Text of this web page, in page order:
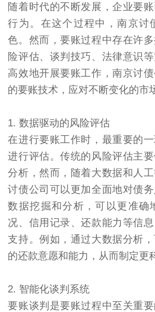
随着时代的不断发展，企业要
行为。在这个过程中，南京讨
色。然而，要账过程中存在许
险评估、谈判技巧、法律意识
高效地开展要账工作，南京讨债
的要账技术，应对不断变化的市
1. 数据驱动的风险评估
在进行要账工作时，最重要的
进行评估。传统的风险评估主
分析，然而，随着大数据和人
讨债公司 可以更加全面地对债
数据挖掘和分析，可以更准确
况、信用记录、还款能力等信
支持。例如，通过大数据分析
的还款意愿和能力，从而制定更
2. 智能化谈判系统
要账谈判是要账过程中至关重